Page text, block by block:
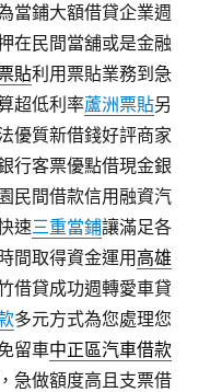
當鋪大額借貸企業週
在民間當舖或是金融
貼利用票貼業務到急
超低利率蘆洲票貼另
優質新借錢好評商家
行客票優點借現金銀
民間借款信用融資汽
速三重當鋪讓滿足各
間取得資金運用 高雄
借貸成功週轉愛車貸
多元方式為您處理您
留車中正區汽車借款
急做額度高且支票借